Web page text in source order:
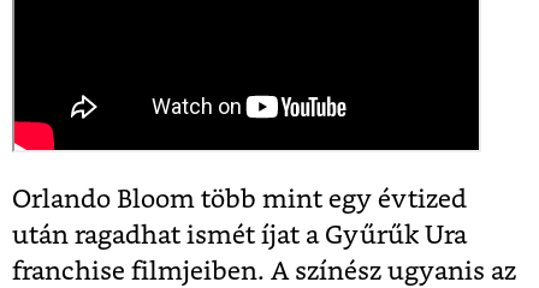
Orlando Bloom több mint egy évtized
után ragadhat ismét íjat a Gyűrűk Ura
franchise filmjeiben. A színész ugyanis az